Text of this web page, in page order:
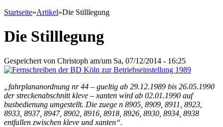
Startseite»Artikel»Die Stilllegung
Die Stilllegung
Gespeichert von Christoph am/um Sa, 07/12/2014 - 16:25
„fahrplananordnung nr 44 – gueltig ab 29.12.1989 bis 26.05.1990
der streckenabschnitt kleve – xanten wird ab 02.01.1990 auf
busbedienung umgestellt. Die zuege n 8905, 8909, 8911, 8923,
8933, 8937, 8947, 8902, 8916, 8918, 8926, 8930, 8934, 8938
entfallen zwischen kleve und xanten“.